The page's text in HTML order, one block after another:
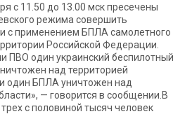
с 11.50 до 13.00 мск пресечены
режима совершить
c применением БПЛА самолетного
Российской Федерации.
ПВО один украинский беспилотный
над территорией
один БПЛА уничтожен над
— говорится в сообщении.В
с половиной тысяч человек